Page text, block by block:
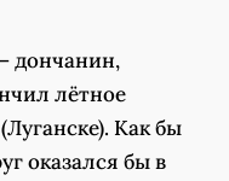
дончанин,
лётное
Как бы
оказался бы в